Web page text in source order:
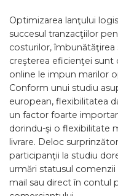
Optimizarea lanţului
succesul tranzacţiilor
costurilor, îmbunătăţirea
creşterea eficienţei sunt
online le impun marilor
Conform unui studiu
european, flexibilitatea
un factor foarte
dorindu-şi o flexibilitate
livrare. Deloc
participanţii la studiu
urmări statusul
mail sau direct în contul